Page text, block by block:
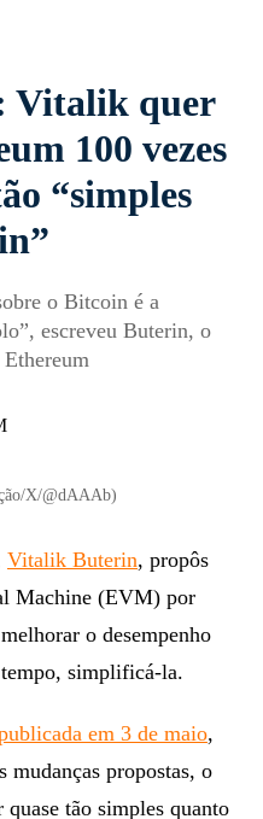
Vitalik quer
100 vezes
“simples
o Bitcoin é a
escreveu Buterin, o
X/@dAAAb)
Vitalik Buterin, propôs
Machine (EVM) por
o desempenho
simplificá-la.
em 3 de maio,
propostas, o
tão simples quanto